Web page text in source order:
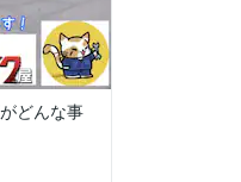
どんな事